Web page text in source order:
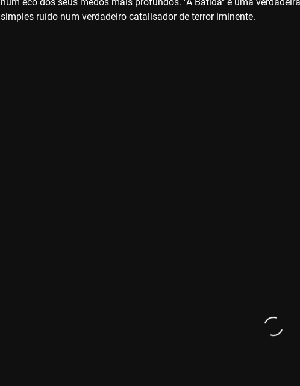
simples ruído num verdadeiro catalisador de terror iminente.